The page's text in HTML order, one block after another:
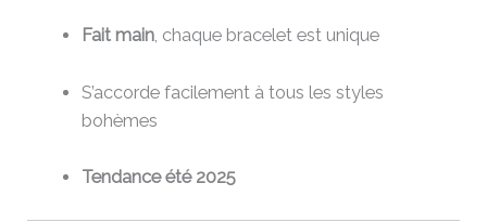
Fait main, chaque bracelet est unique
S’accorde facilement à tous les styles
bohèmes
Tendance été 2025